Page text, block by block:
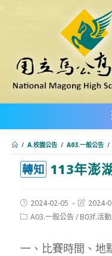
內
/ A.校園公告 / A03.一般公告 /
轉知 113年澎
Post
published:
2024-02-05
Post
modified:
2024-
PostA03.一般公告/ B03f.活
一、比賽時間、地